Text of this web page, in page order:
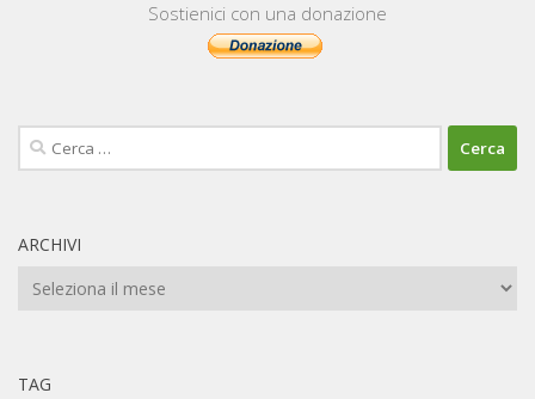
Sostienici con una donazione
Ricerca
per:
ARCHIVI
Archivi
TAG